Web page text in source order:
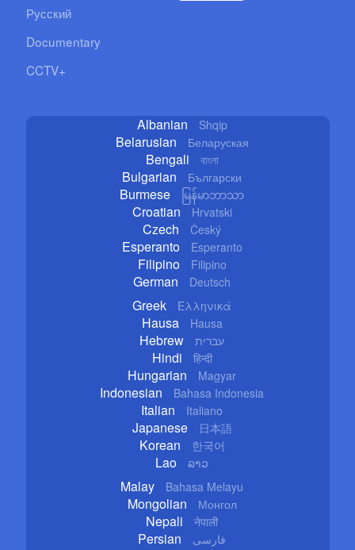
Русский
Documentary
CCTV+
Albanian Shqip
Belarusian Беларуская
Bengali বাংলা
Bulgarian Български
Burmese မြန်မာဘာသာ
Croatian Hrvatski
Czech Český
Esperanto Esperanto
Filipino Filipino
German Deutsch
Greek Ελληνικά
Hausa Hausa
Hebrew עברית
Hindi हिन्दी
Hungarian Magyar
Indonesian Bahasa Indonesia
Italian Italiano
Japanese 日本語
Korean 한국어
Lao ລາວ
Malay Bahasa Melayu
Mongolian Монгол
Nepali नेपाली
Persian فارسی